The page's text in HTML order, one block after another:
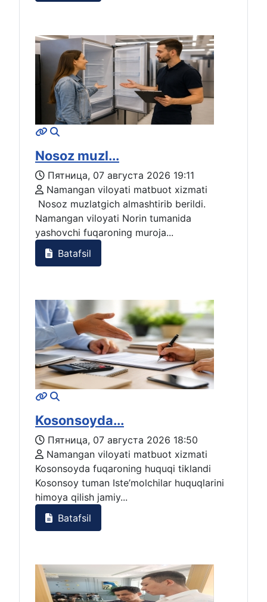
Nosoz muzl...
Пятница, 07 августа 2026 19:11
Namangan viloyati matbuot xizmati
Nosoz muzlatgich almashtirib berildi.
Namangan viloyati Norin tumanida
yashovchi fuqaroning muroja...
Batafsil
Kosonsoyda...
Пятница, 07 августа 2026 18:50
Namangan viloyati matbuot xizmati
Kosonsoyda fuqaroning huquqi tiklandi
Kosonsoy tuman Iste’molchilar huquqlarini
himoya qilish jamiy...
Batafsil